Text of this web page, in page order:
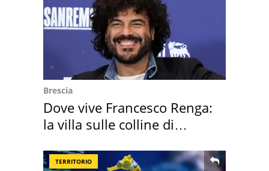
Brescia
Dove vive Francesco Renga:
la villa sulle colline di
TERRITORIO